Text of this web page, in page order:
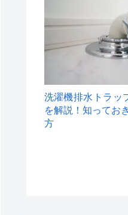
洗濯機排水トラッ
を解説！知ってお
方